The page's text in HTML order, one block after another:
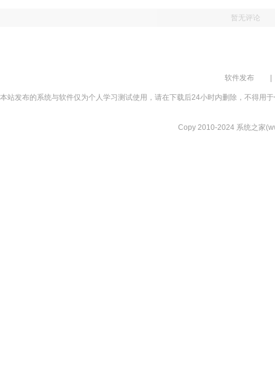
暂无评论
软件发布
本站发布的系统与软件仅为个人学习测试使用，请在下载后24小时内删除，不得用
Copy 2010-2024 系统之家